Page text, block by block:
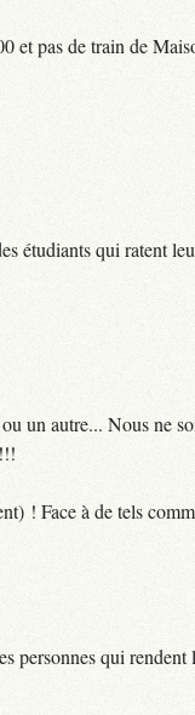
et pas de train de
étudiants qui ratent
un autre... Nous ne
! Face à de tels
personnes qui rendent